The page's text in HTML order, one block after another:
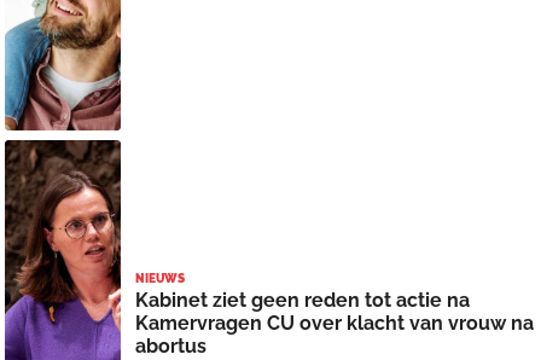
NIEUWS
Kabinet ziet geen reden tot actie na
Kamervragen CU over klacht van vrouw na
abortus